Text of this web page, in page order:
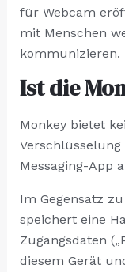
für Webcam
mit Menschen
kommunizieren.
Ist die
Monkey bietet
Messaging-App
Im Gegensatz
speichert eine
Zugangsdaten
diesem Gerät